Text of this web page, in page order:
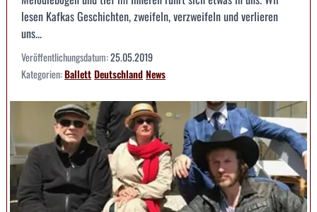
lesen Kafkas Geschichten, zweifeln, verzweifeln und verlieren
uns...
Veröffentlichungsdatum:25.05.2019
Kategorien:BallettDeutschlandNews